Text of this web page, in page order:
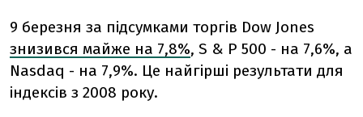
9 березня за підсумками торгів Dow Jones
знизився майже на 7,8%, S & P 500 - на 7,6%, а
Nasdaq - на 7,9%. Це найгірші результати для
індексів з 2008 року.